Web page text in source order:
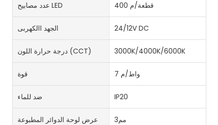
عدد مصابيح LED 400 قطعة/م
الجهد االكهربى 24/12V DC
درجة حرارة اللون (CCT) 3000K/4000K/6000K
قوة 7 واط/م
ضد للماء IP20
عرض لوحة الدوائر المطبوعة مم3